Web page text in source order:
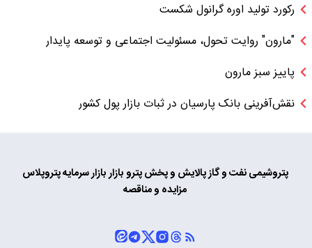
رکورد تولید اوره گرانول شکست
"مارون" روایت تحول، مسئولیت اجتماعی و توسعه پایدار
پاییز سبز مارون
نقش‌آفرینی بانک پارسیان در ثبات بازار پول کشور
پتروشیمینفت و گازپالایش و پخشپترو بازاربازار سرمایهپتروپلاس
مزایده و مناقصه